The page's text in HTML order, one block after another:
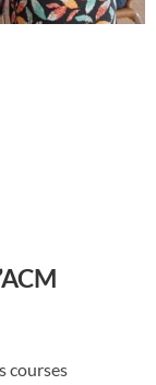
courses